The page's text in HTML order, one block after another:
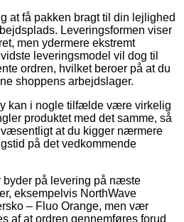
at få pakken bragt til din lejlighed
Leveringsformen viser
men ydermere ekstremt
leveringsmodel vil dog til
ordren, hvilket beroer på at du
shoppens arbejdslager.
kan i nogle tilfælde være virkelig
produktet med det samme, så
at du kigger nærmere
på det vedkommende
byder på levering på næste
eksempelvis NorthWave
– Fluo Orange, men vær
af at ordren gennemføres forud